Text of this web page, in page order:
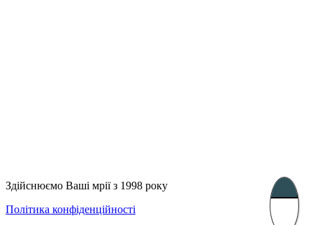
Здійснюємо Ваші мрії з 1998 року
Політика конфіденційності